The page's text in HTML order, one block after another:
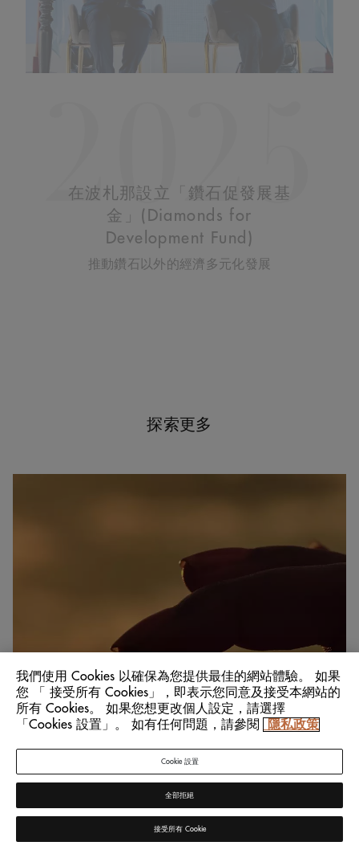
2025
在波札那設立「鑽石促發展基
金」(Diamonds for
Development Fund)
推動鑽石以外的經濟多元化發展
探索更多
我們使用 Cookies 以確保為您提供最佳的網站體驗。 如果
您 「 接受所有 Cookies」，即表示您同意及接受本網站的
所有 Cookies。 如果您想更改個人設定，請選擇
「Cookies 設置」。 如有任何問題，請參閱
隱私政策
Cookie 設置
全部拒絕
接受所有 Cookie